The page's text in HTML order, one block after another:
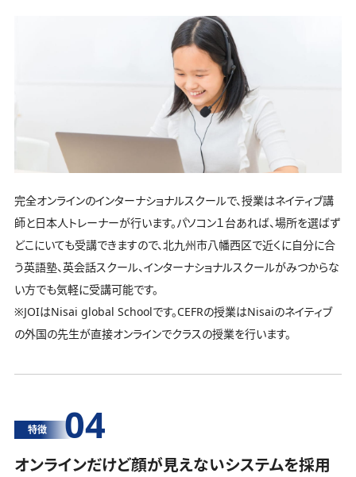
完全オンラインのインターナショナルスクールで、授業はネイティブ講
師と日本人トレーナーが行います。パソコン１台あれば、場所を選ばず
どこにいても受講できますので、北九州市八幡西区で近くに自分に合
う英語塾、英会話スクール、インターナショナルスクールがみつからな
い方でも気軽に受講可能です。
※JOIはNisai global Schoolです。CEFRの授業はNisaiのネイティブ
の外国の先生が直接オンラインでクラスの授業を行います。
特徴 04
オンラインだけど顔が見えないシステムを採用